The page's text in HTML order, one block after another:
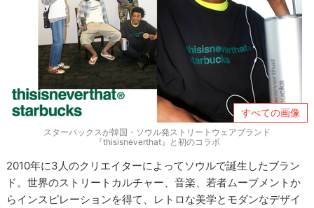
すべての画像
スターバックスが韓国・ソウル発ストリートウェアブランド
『thisisneverthat』と初のコラボ
2010年に3人のクリエイターによってソウルで誕生したブラン
ド。世界のストリートカルチャー、音楽、若者ムーブメントか
らインスピレーションを得て、レトロな美学とモダンなデザイ